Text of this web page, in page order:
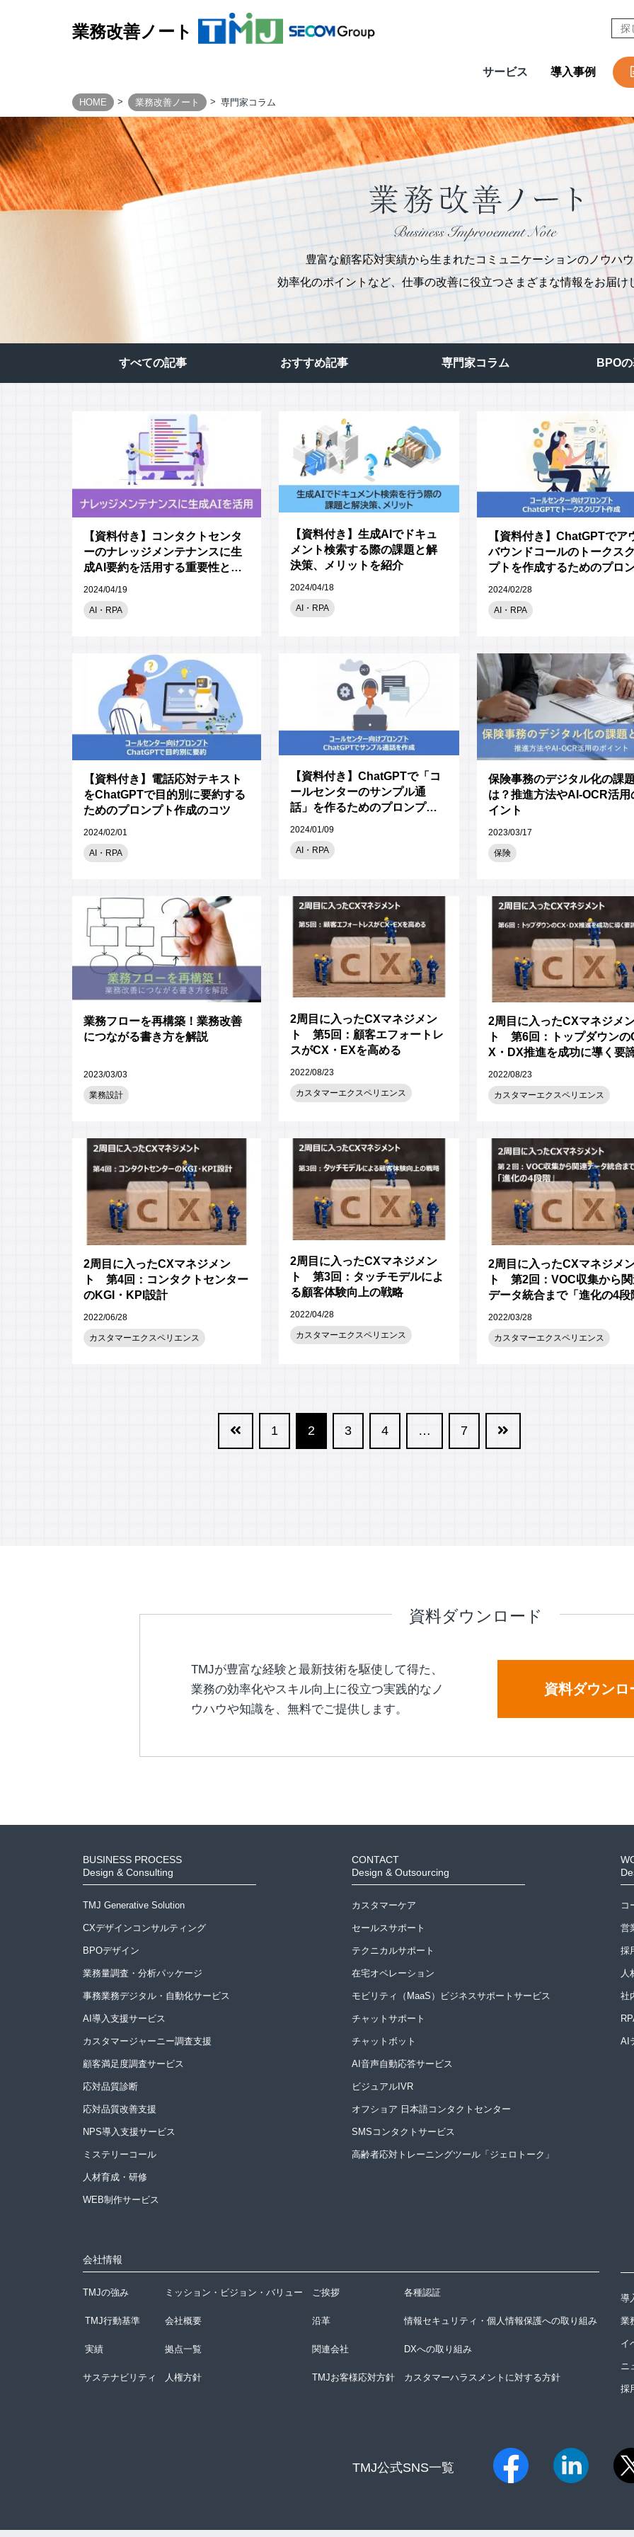
業務改善ノート
サービス 導入事例
BUSINESS PROCESS
Design & Consulting
TMJ Generative Solution
CXデザインコンサルティング
BPOデザイン
NPS導入支援サービス
WEB制作サービス
Design & Outsourcing
カスタマーケア
セールスサポート
テクニカルサポート
在宅オペレーション
モビリティ（MaaS）ビジネスサポートサービス
チャットサポート
チャットボット
AI音声自動応答サービス
ビジュアルIVR
SMSコンタクトサービス
コ
営
社
AI
HOME 業務改善ノート 専門家コラム
豊富な顧客応対実績から生まれたコミュニケーションのノウハ
効率化のポイントなど、仕事の改善に役立つさまざまな情報をお届け
すべての記事​ おすすめ記事 専門家コラム BPO
【資料付き】コンタクトセンタ
ーのナレッジメンテナンスに生
成AI要約を活用する重要性とメ
リット
2024/04/19
AI・RPA
【資料付き】生成AIでドキュ
メント検索する際の課題と解
決策、メリットを紹介
2024/04/18
AI・RPA
【資料付き】ChatGPTでア
バウンドコールのトークス
プトを作成するためのプロ
トのコツ
2024/02/28
AI・RPA
【資料付き】電話応対テキスト
をChatGPTで目的別に要約する
ためのプロンプト作成のコツ
2024/02/01
AI・RPA
【資料付き】ChatGPTで「コ
ールセンターのサンプル通
話」を作るためのプロンプト
を紹介
2024/01/09
AI・RPA
保険事務のデジタル化の課
は？推進方法やAI-OCR活用
イント
2023/03/17
保険
業務フローを再構築！業務改善
につながる書き方を解説
2023/03/03
業務設計
2周目に入ったCXマネジメン
ト 第5回：顧客エフォートレ
スがCX・EXを高める
2022/08/23
カスタマーエクスペリエンス
2周目に入ったCXマネジメ
ト 第6回：トップダウンの
X・DX推進を成功に導く要
2022/08/23
カスタマーエクスペリエンス
2周目に入ったCXマネジメン
ト 第4回：コンタクトセンター
のKGI・KPI設計
2022/06/28
カスタマーエクスペリエンス
2周目に入ったCXマネジメン
ト 第3回：タッチモデルによ
る顧客体験向上の戦略
2022/04/28
カスタマーエクスペリエンス
2周目に入ったCXマネジメ
ト 第2回：VOC収集から
データ統合まで「進化の4段
2022/03/28
カスタマーエクスペリエンス
1 2 3 4 … 7
資料ダウンロード
TMJが豊富な経験と最新技術を駆使して得た、
業務の効率化やスキル向上に役立つ実践的なノ
ウハウや知識を、無料でご提供します。
資料ダウンロ
BUSINESS PROCESS
Design & Consulting
TMJ Generative Solution
CXデザインコンサルティング
BPOデザイン
業務量調査・分析パッケージ
事務業務デジタル・自動化サービス
AI導入支援サービス
カスタマージャーニー調査支援
顧客満足度調査サービス
応対品質診断
応対品質改善支援
NPS導入支援サービス
ミステリーコール
人材育成・研修
WEB制作サービス
CONTACT
Design & Outsourcing
カスタマーケア
セールスサポート
テクニカルサポート
在宅オペレーション
モビリティ（MaaS）ビジネスサポートサービス
チャットサポート
チャットボット
AI音声自動応答サービス
ビジュアルIVR
オフショア 日本語コンタクトセンター
SMSコンタクトサービス
高齢者応対トレーニングツール「ジェロトーク」
コ
営
採
人
社
AI
会社情報
TMJの強み ミッション・ビジョン・バリュー ご挨拶 各種認証
TMJ行動基準 会社概要 沿革 情報セキュリティ・個人情報保護への取り組み
実績 拠点一覧 関連会社 DXへの取り組み
サステナビリティ 人権方針 TMJお客様応対方針 カスタマーハラスメントに対する方針
導
業
イ
ニ
採
TMJ公式SNS一覧​